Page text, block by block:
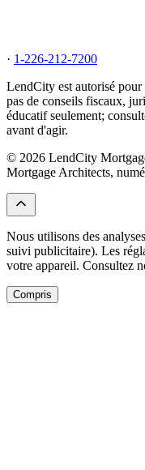
· 1-226-212-7200
LendCity est autorisé
pas de conseils fiscaux,
éducatif seulement;
avant d'agir.
© 2026 LendCity
Mortgage Architects,
Nous utilisons des
suivi publicitaire). Les
votre appareil. Consultez
Compris